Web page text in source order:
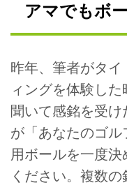
アマでもボ
昨年、筆者がタ
ィングを体験し
聞いて感銘を受
が「あなたのゴ
用ボールを一度
ください。複数